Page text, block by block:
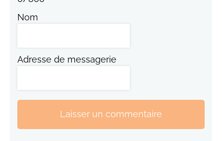
Nom
Adresse de messagerie
Laisser un commentaire